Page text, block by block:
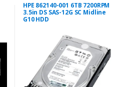
HPE 862140-001 6TB 7200RPM
3.5in DS SAS-12G SC Midline
G10 HDD